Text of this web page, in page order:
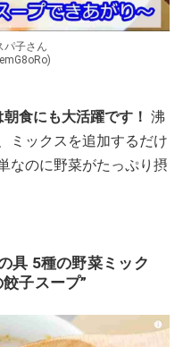
パ子さん
食にも大活躍です！ 沸
ミックスを追加するだけ
なのに野菜がたっぷり摂
具 5種の野菜ミック
子スープ”